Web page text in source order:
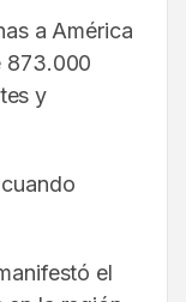
a América
873.000
y
el